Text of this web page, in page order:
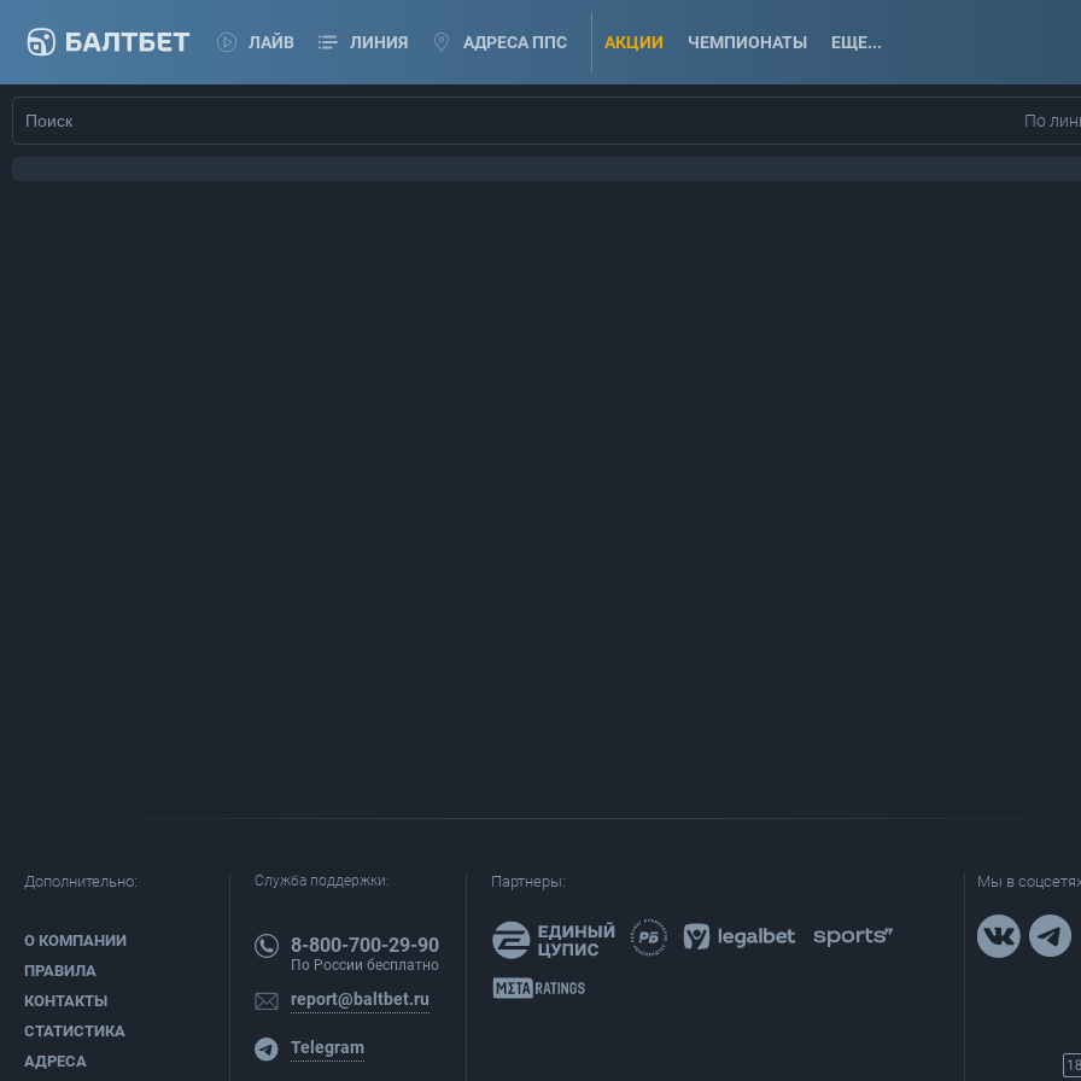
ЛАЙВ ЛИНИЯ АДРЕСА ППС АКЦИИ ЧЕМПИОНАТЫ ЕЩЕ...
По
Дополнительно:
О КОМПАНИИ
ПРАВИЛА
КОНТАКТЫ
СТАТИСТИКА
АДРЕСА
Служба поддержки:
8-800-700-29-90
По России бесплатно
report@baltbet.ru
Telegram
Партнеры: Мы в